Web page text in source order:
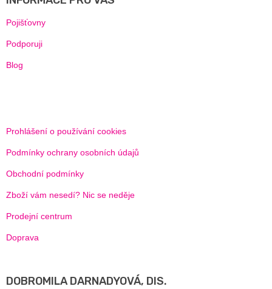
Pojišťovny
Podporuji
Blog
Prohlášení o používání cookies
Podmínky ochrany osobních údajů
Obchodní podmínky
Zboží vám nesedí? Nic se neděje
Prodejní centrum
Doprava
DOBROMILA DARNADYOVÁ, DIS.